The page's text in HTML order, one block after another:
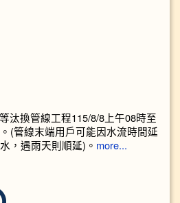
汰換管線工程115/8/8上午08時至
(管線末端用戶可能因水流時間延
，遇雨天則順延)。 more...